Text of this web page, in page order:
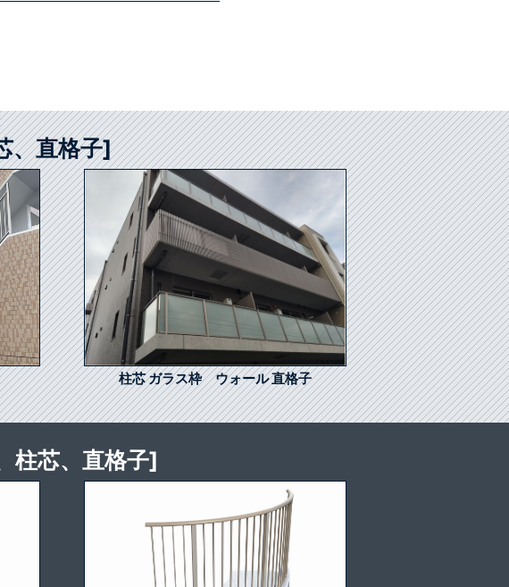
、直格子]
柱芯 ガラス枠 ウォール 直格子
柱芯、直格子]